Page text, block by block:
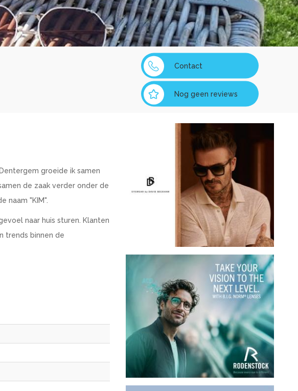
Contact
Nog geen reviews
groeide ik samen
de zaak verder onder de
naam "KIM".
naar huis sturen. Klanten
trends binnen de